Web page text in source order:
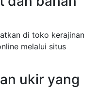
di toko kerajinan
melalui situs
ukir yang